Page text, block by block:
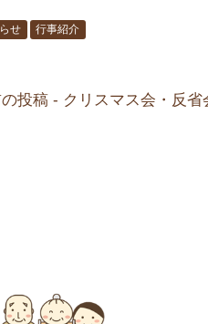
せ 行事紹介
投稿 - クリスマス会・反省会を